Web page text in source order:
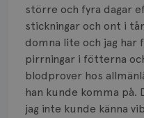
större och fyra dagar
stickningar och ont i
domna lite och jag
pirrningar i fötterna
blodprover hos
han kunde komma
jag inte kunde känna
Smärta
Prognos
Risker
Spridd bröstcancer